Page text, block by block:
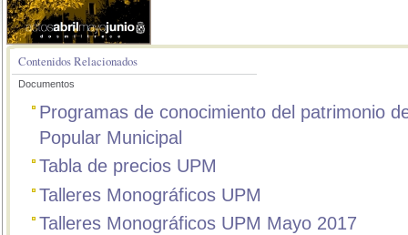
Contenidos Relacionados
Documentos
Programas de conocimiento del patrimonio
Popular Municipal
Tabla de precios UPM
Talleres Monográficos UPM
Talleres Monográficos UPM Mayo 2017